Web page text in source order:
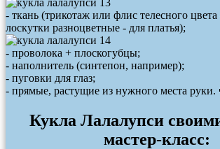
- ткань (трикотаж или флис телесного цвета
лоскутки разноцветные - для платья);
- проволока + плоскогубцы;
- наполнитель (синтепон, например);
- пуговки для глаз;
- прямые, растущие из нужного места руки.
Кукла Лалалупси
мастер-класс: